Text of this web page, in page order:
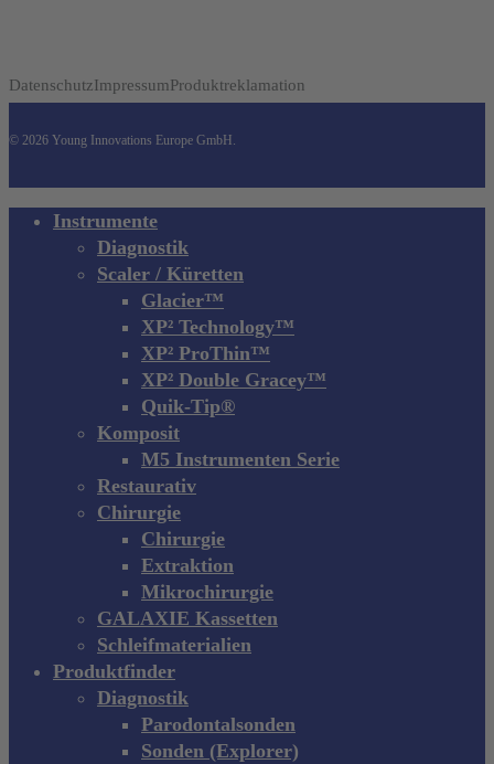
DatenschutzImpressumProduktreklamation
© 2026 Young Innovations Europe GmbH.
Close Instrumente
Diagnostik
Scaler / Küretten
Glacier™
XP² Technology™
XP² ProThin™
XP² Double Gracey™
Quik-Tip®
Komposit
M5 Instrumenten Serie
Restaurativ
Chirurgie
Chirurgie
Extraktion
Mikrochirurgie
GALAXIE Kassetten
Schleifmaterialien
Produktfinder
Diagnostik
Parodontalsonden
Sonden (Explorer)